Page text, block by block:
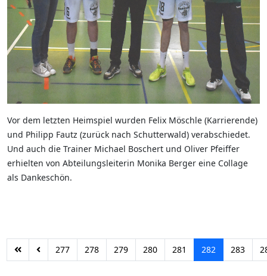
Vor dem letzten Heimspiel wurden Felix Möschle (Karrierende)
und Philipp Fautz (zurück nach Schutterwald) verabschiedet.
Und auch die Trainer Michael Boschert und Oliver Pfeiffer
erhielten von Abteilungsleiterin Monika Berger eine Collage
als Dankeschön.
277 278 279 280 281 282 283